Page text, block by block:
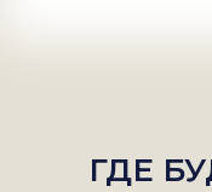
ГДЕ